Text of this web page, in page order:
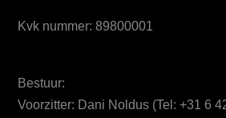
Kvk nummer: 89800001
Bestuur:
Voorzitter: Dani Noldus (Tel: +31 6